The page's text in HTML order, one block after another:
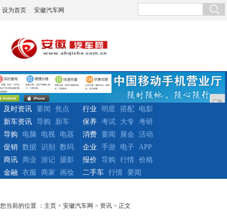
设为首页 安徽汽车网
广告
及时资讯 要闻
焦点
新车资讯
导购 新车
行业 明星 搭配
电影
保养
考试 大专
考研
导购
电脑 电视
电器
促销
数据 识别 数码
消费 要闻 展会
活动
企业
手游 电子
APP
商讯
商业 游记
摄影
金融
衣服 商家 画妆
报价 导购 行情
价格
二手车
行情 要闻
您当前的位置 ： 主页 > 安徽汽车网 > 资讯 > 正文